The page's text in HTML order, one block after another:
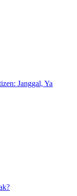
Janggal, Ya